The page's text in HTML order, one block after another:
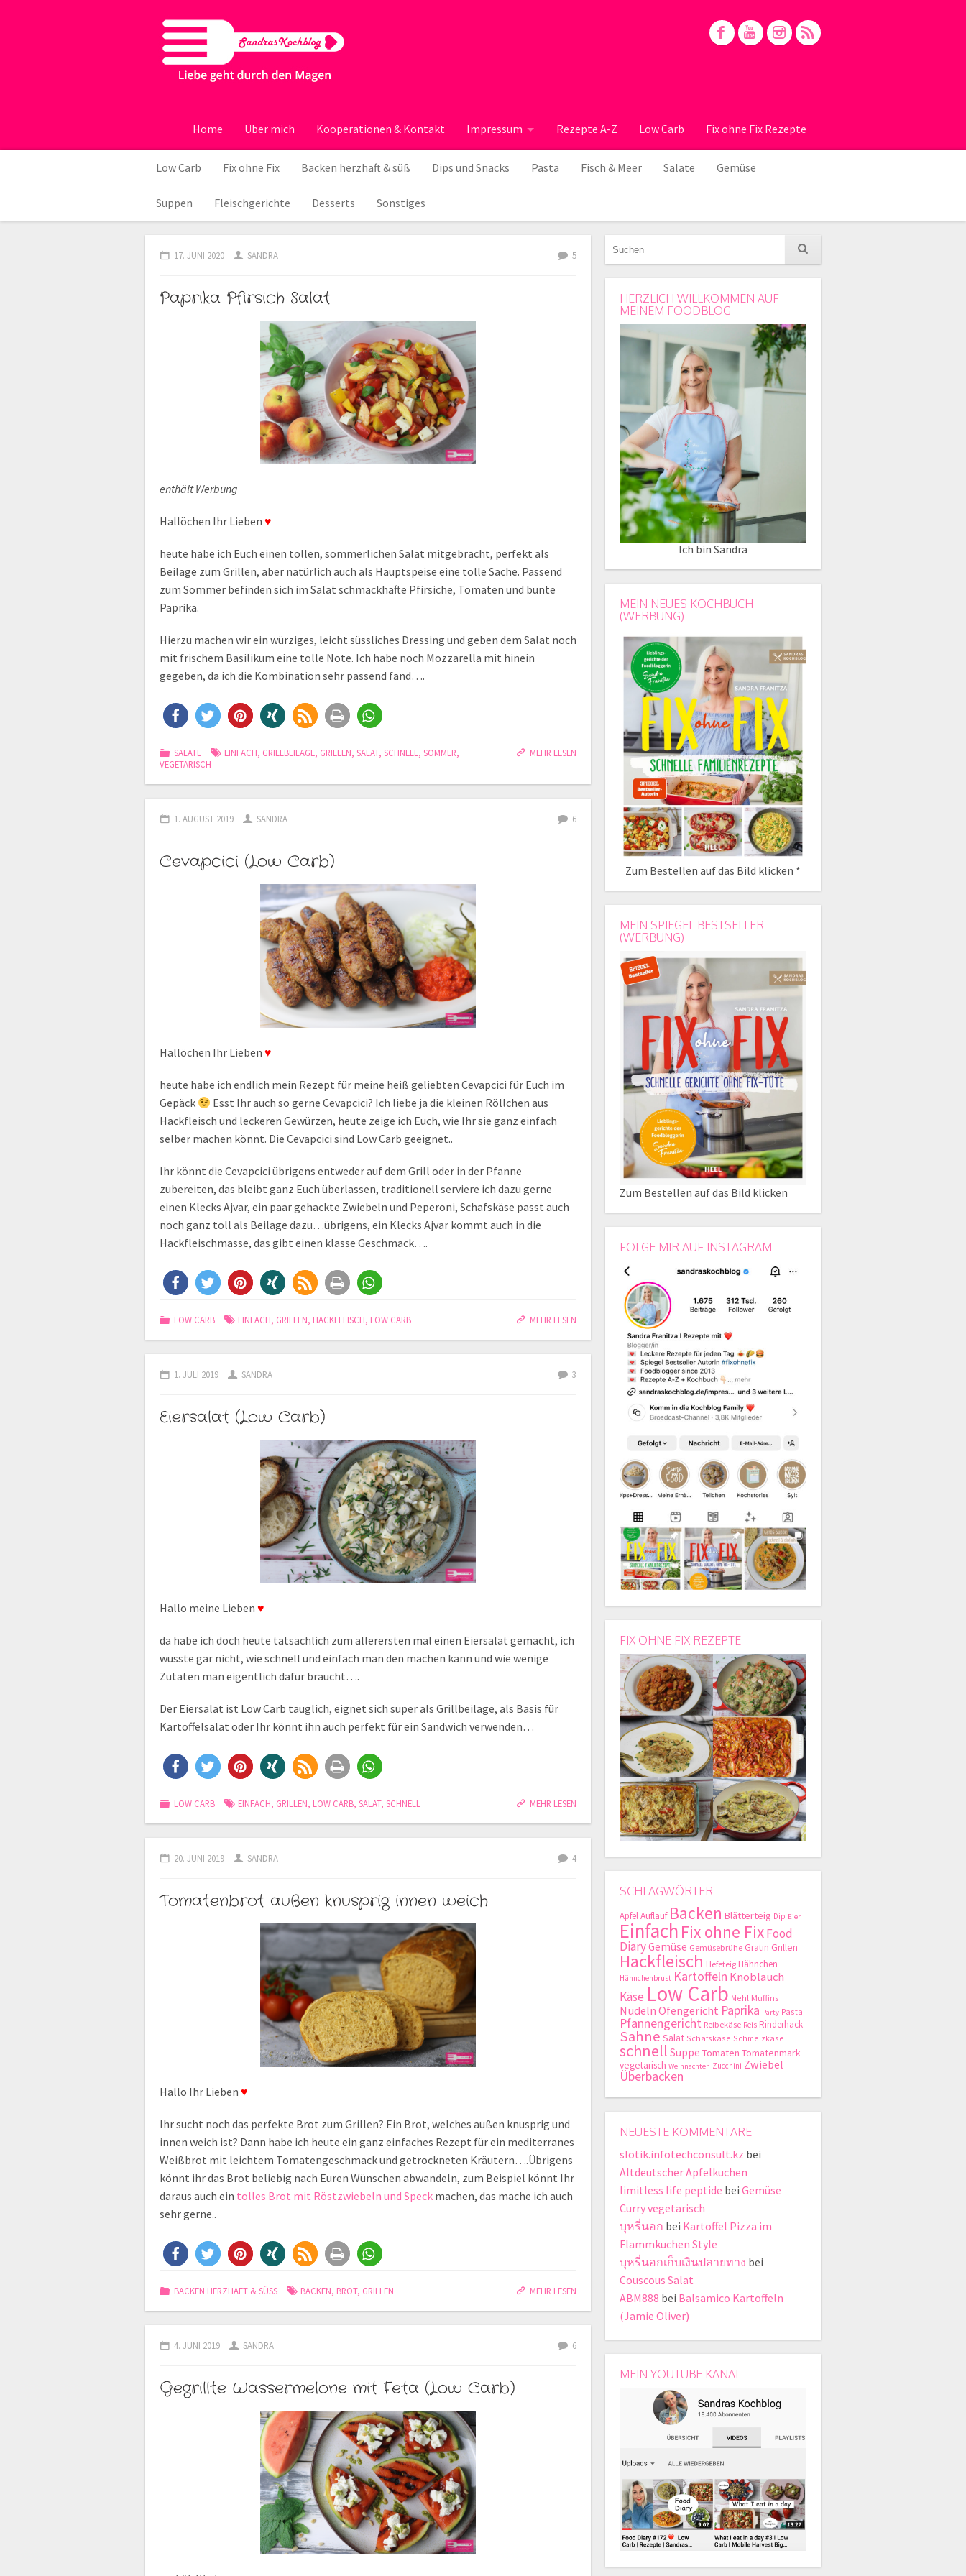
Home Über mich Kooperationen & Kontakt Impressum Rezepte A-Z Low Carb Fix ohne Fix Rezepte
Low Carb Fix ohne Fix Backen herzhaft & süß Dips und Snacks Pasta Fisch & Meer Salate Gemüse
Suppen Fleischgerichte Desserts Sonstiges
17. JUNI 2020 SANDRA 5
Paprika Pfirsich Salat
enthält Werbung
Hallöchen Ihr Lieben ♥
heute habe ich Euch einen tollen, sommerlichen Salat mitgebracht, perfekt als
Beilage zum Grillen, aber natürlich auch als Hauptspeise eine tolle Sache. Passend
zum Sommer befinden sich im Salat schmackhafte Pfirsiche, Tomaten und bunte
Paprika.
Hierzu machen wir ein würziges, leicht süssliches Dressing und geben dem Salat noch
mit frischem Basilikum eine tolle Note. Ich habe noch Mozzarella mit hinein
gegeben, da ich die Kombination sehr passend fand….
MEHR LESEN
SALATE EINFACH, GRILLBEILAGE, GRILLEN,SALAT,SCHNELL ,SOMMER,
VEGETARISCH
1. AUGUST 2019 SANDRA 6
Cevapcici (Low Carb)
Hallöchen Ihr Lieben ♥
heute habe ich endlich mein Rezept für meine heiß geliebten Cevapcici für Euch im
Gepäck
Esst Ihr auch so gerne Cevapcici? Ich liebe ja die kleinen Röllchen aus
Hackfleisch und leckeren Gewürzen, heute zeige ich Euch, wie Ihr sie ganz einfach
selber machen könnt. Die Cevapcici sind Low Carb geeignet..
Ihr könnt die Cevapcici übrigens entweder auf dem Grill oder in der Pfanne
zubereiten, das bleibt ganz Euch überlassen, traditionell serviere ich dazu gerne
einen Klecks Ajvar, ein paar gehackte Zwiebeln und Peperoni, Schafskäse passt auch
noch ganz toll als Beilage dazu…übrigens, ein Klecks Ajvar kommt auch in die
Hackfleischmasse, das gibt einen klasse Geschmack….
MEHR LESEN
LOW CARB EINFACH, GRILLEN, HACKFLEISCH, LOW CARB
1. JULI 2019 SANDRA 3
Eiersalat (Low Carb)
Hallo meine Lieben ♥
da habe ich doch heute tatsächlich zum allerersten mal einen Eiersalat gemacht, ich
wusste gar nicht, wie schnell und einfach man den machen kann und wie wenige
Zutaten man eigentlich dafür braucht….
Der Eiersalat ist Low Carb tauglich, eignet sich super als Grillbeilage, als Basis für
Kartoffelsalat oder Ihr könnt ihn auch perfekt für ein Sandwich verwenden…
MEHR LESEN
LOW CARB EINFACH, GRILLEN, LOW CARB,SALAT,SCHNELL
20. JUNI 2019 SANDRA 4
Tomatenbrot außen knusprig innen weich
Hallo Ihr Lieben ♥
Ihr sucht noch das perfekte Brot zum Grillen? Ein Brot, welches außen knusprig und
innen weich ist? Dann habe ich heute ein ganz einfaches Rezept für ein mediterranes
Weißbrot mit leichtem Tomatengeschmack und getrockneten Kräutern….Übrigens
könnt ihr das Brot beliebig nach Euren Wünschen abwandeln, zum Beispiel könnt Ihr
daraus auch ein tolles Brot mit Röstzwiebeln und Speck machen, das mache ich auch
sehr gerne..
MEHR LESEN
BACKEN HERZHAFT & SÜSS BACKEN, BROT, GRILLEN
4. JUNI 2019 SANDRA 6
Gegrillte Wassermelone mit Feta (Low Carb)
HERZLICH WILLKOMMEN AUF
MEINEM FOODBLOG
Ich bin Sandra
MEIN NEUES KOCHBUCH
(WERBUNG)
Zum Bestellen auf das Bild klicken *
MEIN SPIEGEL BESTSELLER
(WERBUNG)
Zum Bestellen auf das Bild klicken
FOLGE MIR AUF INSTAGRAM
FIX OHNE FIX REZEPTE
SCHLAGWÖRTER
ApfelAuflauf Backen Blätterteig Dip Eier
Einfach Fix ohne FixFood
DiaryGemüse Gemüsebrühe Gratin Grillen
Hackfleisch Hefeteig Hähnchen
Hähnchenbrust Kartoffeln Knoblauch
Käse Low Carb Mehl Muffins
NudelnOfengericht Paprika Party Pasta
Pfannengericht Reibekäse Reis Rinderhack
Sahne Salat Schafskäse Schmelzkäse
schnell Suppe Tomaten Tomatenmark
vegetarisch Weihnachten Zucchini Zwiebel
Überbacken
NEUESTE KOMMENTARE
slotik.infotechconsult.kz bei
Altdeutscher Apfelkuchen
limitless life peptide bei Gemüse
Curry vegetarisch
บุหรี่นอก bei Kartoffel Pizza im
Flammkuchen Style
บุหรี่นอกเก็บเงินปลายทาง bei
Couscous Salat
ABM888 bei Balsamico Kartoffeln
(Jamie Oliver)
MEIN YOUTUBE KANAL